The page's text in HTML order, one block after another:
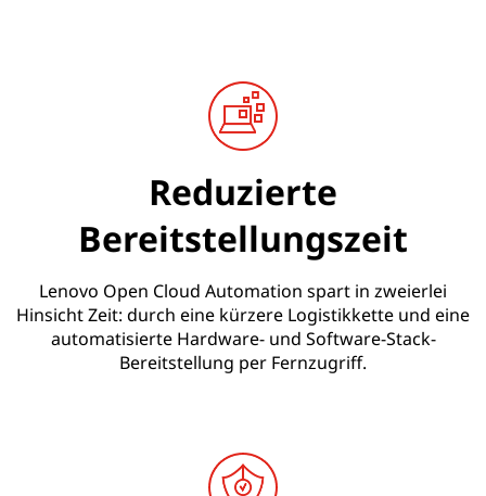
Reduzierte
Bereitstellungszeit
Lenovo Open Cloud Automation spart in zweierlei
Hinsicht Zeit: durch eine kürzere Logistikkette und eine
automatisierte Hardware- und Software-Stack-
Bereitstellung per Fernzugriff.